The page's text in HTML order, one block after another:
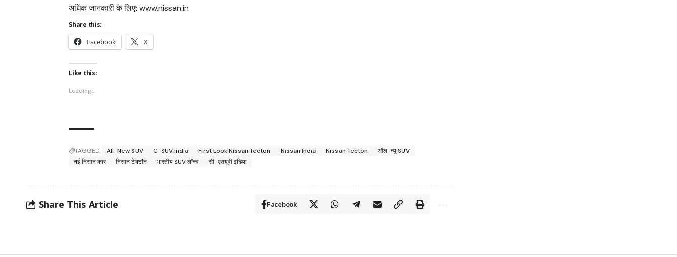
अधिक जानकारी के लिए:www.nissan.in
Share this:
Facebook X
Like this:
Loading...
TAGGED: All-New SUV C-SUV India First Look Nissan Tecton Nissan India Nissan Tecton
ऑल-न्यू SUV
नई निसान कार
निसान टेक्टॉन भारतीय SUV लॉन्च सी-एसयूवी इंडिया
Share This Article Facebook